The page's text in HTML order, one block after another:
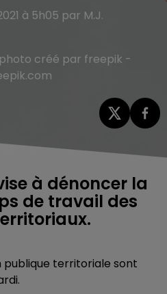
à 5h05 par M.J.
créé par freepik -
à dénoncer la
de travail des
publique territoriale sont